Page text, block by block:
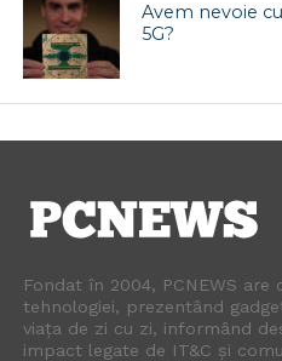
Avem nevoie
5G?
Fondat în 2004, PCNEWS
tehnologiei, prezentând
viața de zi cu zi, informând
impact legate de IT&C și